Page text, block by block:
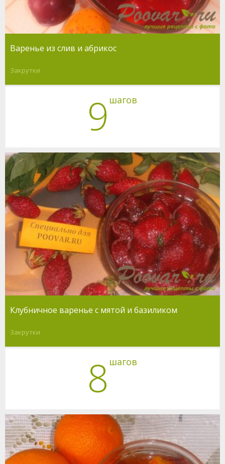
Варенье из слив и абрикос
Закрутки
9 шагов
Клубничное варенье с мятой и базиликом
Закрутки
8 шагов